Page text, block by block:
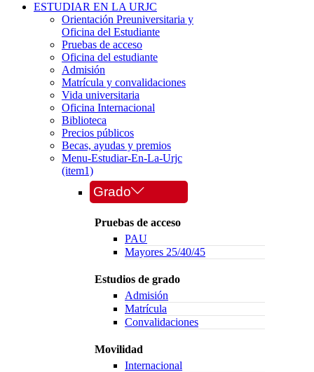
ESTUDIAR EN LA URJC
Orientación Preuniversitaria y
Oficina del Estudiante
Pruebas de acceso
Oficina del estudiante
Admisión
Matrícula y convalidaciones
Vida universitaria
Oficina Internacional
Biblioteca
Precios públicos
Becas, ayudas y premios
Menu-Estudiar-En-La-Urjc
(item1)
Grado
Pruebas de acceso
PAU
Mayores 25/40/45
Estudios de grado
Admisión
Matrícula
Convalidaciones
Movilidad
Internacional